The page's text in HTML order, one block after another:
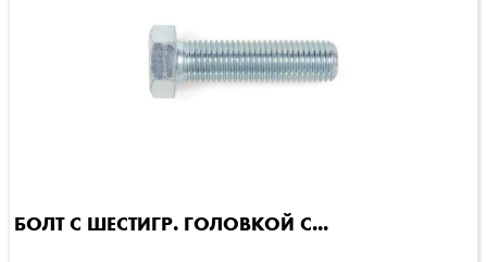
БОЛТ С ШЕСТИГР. ГОЛОВКОЙ C...